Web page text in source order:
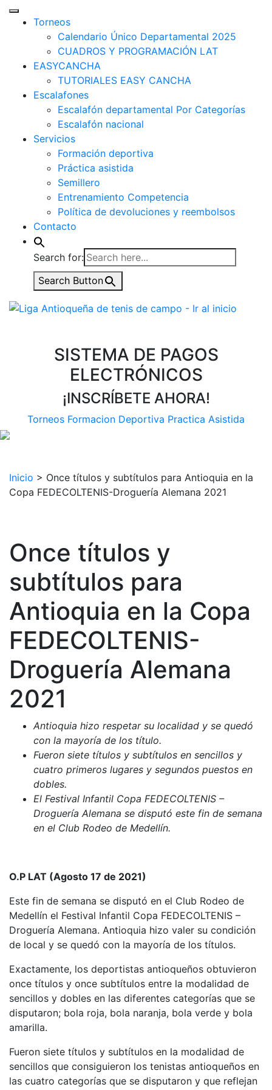
Torneos
Calendario Único Departamental 2025
CUADROS Y PROGRAMACIÓN LAT
EASYCANCHA
TUTORIALES EASY CANCHA
Escalafones
Escalafón departamental Por Categorías
Escalafón nacional
Servicios
Formación deportiva
Práctica asistida
Semillero
Entrenamiento Competencia
Política de devoluciones y reembolsos
Contacto
Search for:
Search Button
SISTEMA DE PAGOS
ELECTRÓNICOS
¡INSCRÍBETE AHORA!
Torneos Formacion Deportiva Practica Asistida
Inicio > Once títulos y subtítulos para Antioquia en la
Copa FEDECOLTENIS-Droguería Alemana 2021
Once títulos y
subtítulos para
Antioquia en la Copa
FEDECOLTENIS-
Droguería Alemana
2021
Antioquia hizo respetar su localidad y se quedó
con la mayoría de los título.
Fueron siete títulos y subtítulos en sencillos y
cuatro primeros lugares y segundos puestos en
dobles.
El Festival Infantil Copa FEDECOLTENIS –
Droguería Alemana se disputó este fin de semana
en el Club Rodeo de Medellín.
O.P LAT (Agosto 17 de 2021)
Este fin de semana se disputó en el Club Rodeo de
Medellín el Festival Infantil Copa FEDECOLTENIS –
Droguería Alemana. Antioquia hizo valer su condición
de local y se quedó con la mayoría de los títulos.
Exactamente, los deportistas antioqueños obtuvieron
once títulos y once subtítulos entre la modalidad de
sencillos y dobles en las diferentes categorías que se
disputaron; bola roja, bola naranja, bola verde y bola
amarilla.
Fueron siete títulos y subtítulos en la modalidad de
sencillos que consiguieron los tenistas antioqueños en
las cuatro categorías que se disputaron y que reflejan